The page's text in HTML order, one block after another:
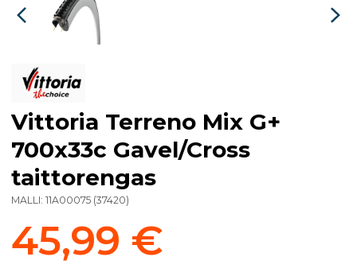
Vittoria Terreno Mix G+
700x33c Gavel/Cross
taittorengas
MALLI: 11A00075 (37420)
45,99 €